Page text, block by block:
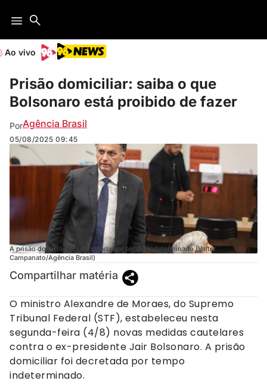
Ao vivo
Prisão domiciliar: saiba o que
Bolsonaro está proibido de fazer
PorAgência Brasil
05/08/2025 09:45
A prisão domiciliar foi decretada por tempo indeterminado (Valter
Campanato/Agência Brasil)
Compartilhar matéria
O ministro Alexandre de Moraes, do Supremo
Tribunal Federal (STF), estabeleceu nesta
segunda-feira (4/8) novas medidas cautelares
contra o ex-presidente Jair Bolsonaro. A prisão
domiciliar foi decretada por tempo
indeterminado.